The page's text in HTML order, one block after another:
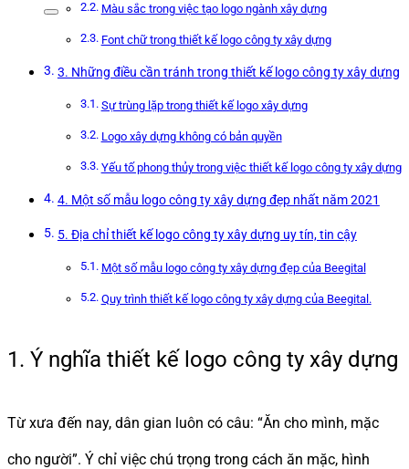
Màu sắc trong việc tạo logo ngành xây dựng
Font chữ trong thiết kế logo công ty xây dựng
3. Những điều cần tránh trong thiết kế logo công ty xây dựng
Sự trùng lặp trong thiết kế logo xây dựng
Logo xây dựng không có bản quyền
Yếu tố phong thủy trong việc thiết kế logo công ty xây dựng
4. Một số mẫu logo công ty xây dựng đẹp nhất năm 2021
5. Địa chỉ thiết kế logo công ty xây dựng uy tín, tin cậy
Một số mẫu logo công ty xây dựng đẹp của Beegital
Quy trình thiết kế logo công ty xây dựng của Beegital.
1. Ý nghĩa thiết kế logo công ty xây dựng
Từ xưa đến nay, dân gian luôn có câu: “Ăn cho mình, mặc
cho người”. Ý chỉ việc chú trọng trong cách ăn mặc, hình